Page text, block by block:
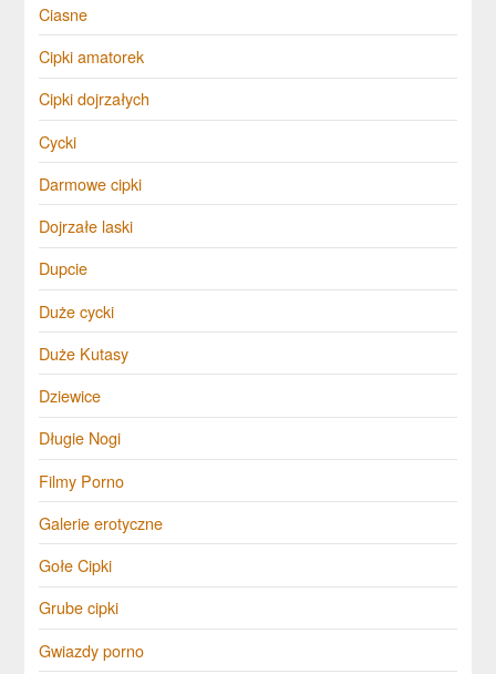
Ciasne
Cipki amatorek
Cipki dojrzałych
Cycki
Darmowe cipki
Dojrzałe laski
Dupcie
Duże cycki
Duże Kutasy
Dziewice
Długie Nogi
Filmy Porno
Galerie erotyczne
Gołe Cipki
Grube cipki
Gwiazdy porno